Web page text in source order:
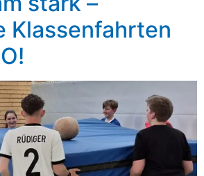
Klassenfahrten